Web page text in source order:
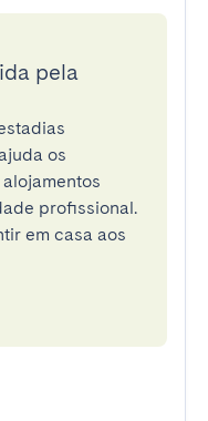
pela
os
profissional.
em casa aos